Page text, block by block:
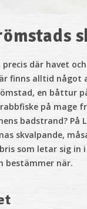
precis där havet
finns alltid något
en båttur
på mage
badstrand? På
skvalpande,
som letar sig in
bestämmer när.